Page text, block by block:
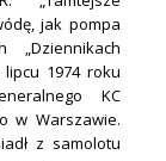
jak pompa
lipcu 1974 roku
KC
w Warszawie.
z samolotu